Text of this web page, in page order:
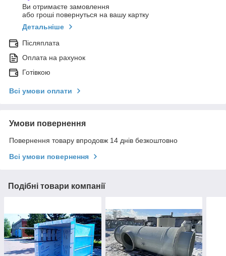
Ви отримаєте замовлення
або гроші повернуться на вашу картку
Детальніше
Післяплата
Оплата на рахунок
Готівкою
Всі умови оплати
Умови повернення
Повернення товару впродовж 14 днів безкоштовно
Всі умови повернення
Подібні товари компанії